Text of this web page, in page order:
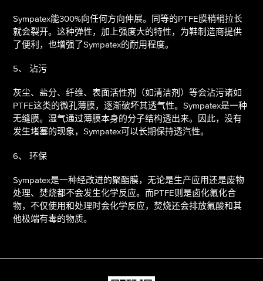
Sympatex能300%向任何方向伸展。同等的PTFE膜稍稍拉长
就会裂开。这种弹性，加上强度大的特性，为鞋制造商提供
了便利，也增强了Sympatex的耐用程度。
5、 沾污
灰尘、盐分、纤维、表面活性剂（如清洁剂）等会沾污诸如
PTFE这类的微孔薄膜，逐渐破坏其透气性。Sympatex是一种
无缝膜。湿气通过薄膜本身的分子结构透出来。因此，没有
发生堵塞的现象，Sympatex可以长期保持透汽性。
6、 环保
Sympatex是一种经改进的聚酯膜，无论是生产应用还是废物
处理、焚烧都不会发生化学反应。而PTFE则是卤化氟化合
物，不仅使用和处理时会化学反应，焚烧还会排放氟酸和其
他极端有毒的物质。